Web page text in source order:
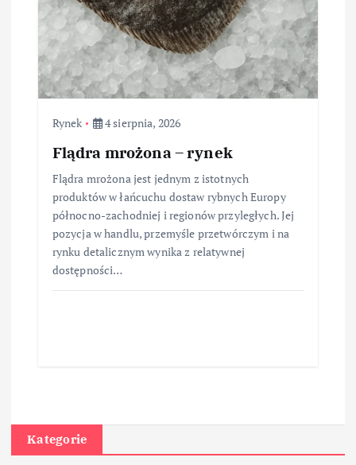
Rynek 4 sierpnia, 2026
Flądra mrożona – rynek
Flądra mrożona jest jednym z istotnych
produktów w łańcuchu dostaw rybnych Europy
północno-zachodniej i regionów przyległych. Jej
pozycja w handlu, przemyśle przetwórczym i na
rynku detalicznym wynika z relatywnej
dostępności…
Kategorie